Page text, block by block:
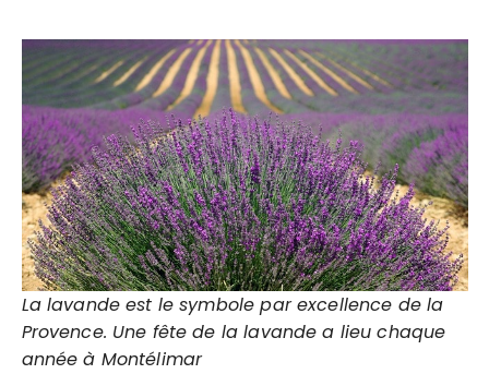
La lavande est le symbole par excellence de la
Provence. Une fête de la lavande a lieu chaque
année à Montélimar